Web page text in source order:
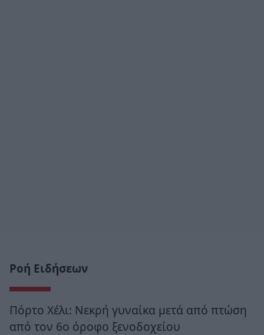
Ροή Ειδήσεων
Πόρτο Χέλι: Νεκρή γυναίκα μετά από πτώση
από τον 6ο όροφο ξενοδοχείου